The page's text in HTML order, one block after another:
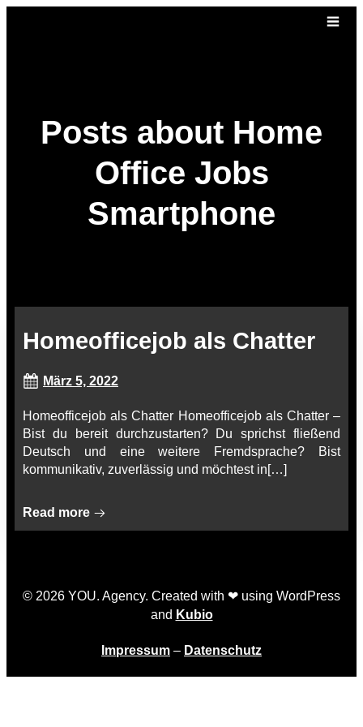
Posts about Home
Office Jobs
Smartphone
Homeofficejob als Chatter
März 5, 2022
Homeofficejob als Chatter Homeofficejob als Chatter –
Bist du bereit durchzustarten? Du sprichst fließend
Deutsch und eine weitere Fremdsprache? Bist
kommunikativ, zuverlässig und möchtest in[…]
Read more
© 2026 YOU. Agency. Created with ❤ using WordPress
and Kubio
Impressum – Datenschutz